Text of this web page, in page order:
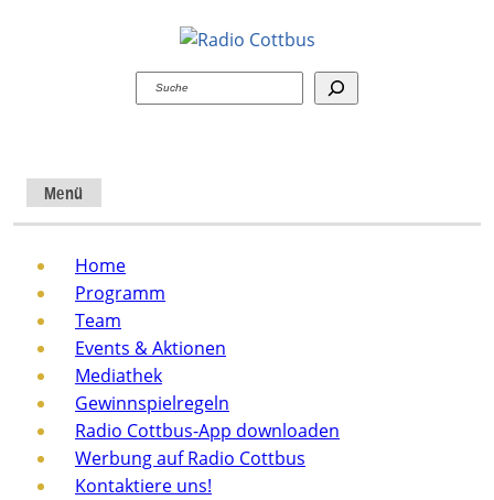
Suchen
Menü
Home
Programm
Team
Events & Aktionen
Mediathek
Gewinnspielregeln
Radio Cottbus-App downloaden
Werbung auf Radio Cottbus
Kontaktiere uns!